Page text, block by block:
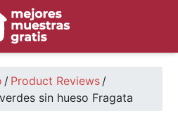
/ Product Reviews /
sin hueso Fragata